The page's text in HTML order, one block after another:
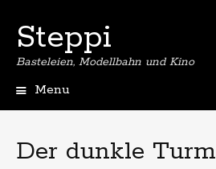
Steppi
Basteleien, Modellbahn und Kino
Menu
Der dunkle Turm